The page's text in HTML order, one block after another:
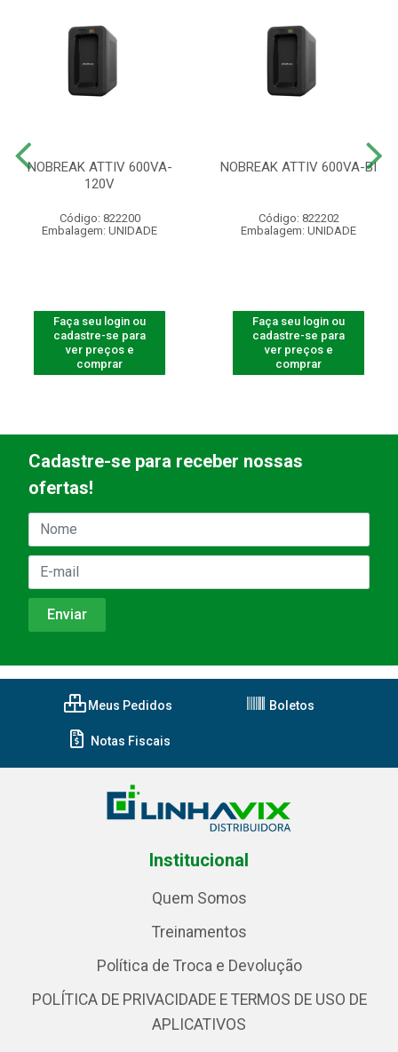
NOBREAK ATTIV 600VA-
120V
Código: 822200
Embalagem: UNIDADE
Faça seu login ou
cadastre-se para
ver preços e
comprar
NOBREAK ATTIV 600VA-BI
Código: 822202
Embalagem: UNIDADE
Faça seu login ou
cadastre-se para
ver preços e
comprar
Cadastre-se para receber nossas
ofertas!
Meus Pedidos Boletos
Notas Fiscais
Institucional
Quem Somos
Treinamentos
Política de Troca e Devolução
POLÍTICA DE PRIVACIDADE E TERMOS DE USO DE
APLICATIVOS